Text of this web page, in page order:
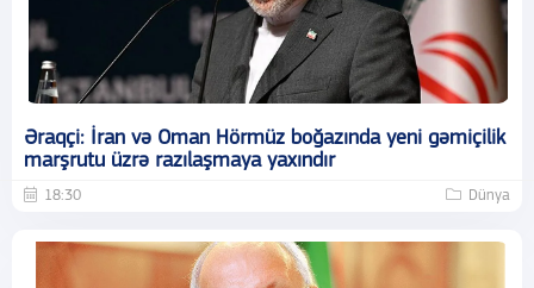
Əraqçi: İran və Oman Hörmüz boğazında yeni gəmiçilik
marşrutu üzrə razılaşmaya yaxındır
18:30 Dünya